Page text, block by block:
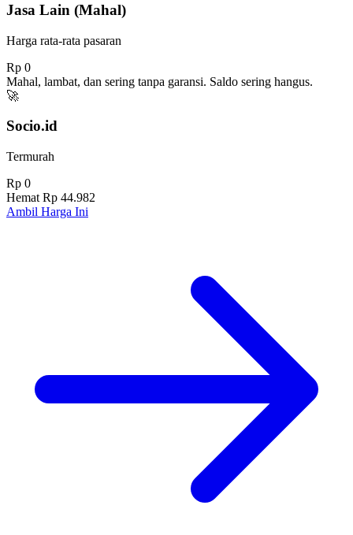
Jasa Lain (Mahal)
Harga rata-rata pasaran
Rp 0
Mahal, lambat, dan sering tanpa garansi. Saldo sering hangus.
🚀
Socio.id
Termurah
Rp 0
Hemat Rp 44.982
Ambil Harga Ini